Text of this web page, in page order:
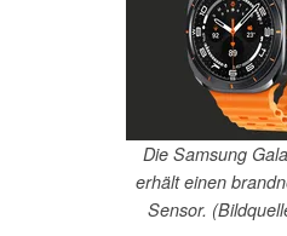
Die Samsung
erhält einen
Sensor.